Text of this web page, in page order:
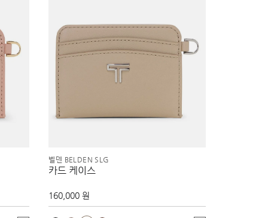
벨덴 BELDEN SLG
카드 케이스
160,000 원